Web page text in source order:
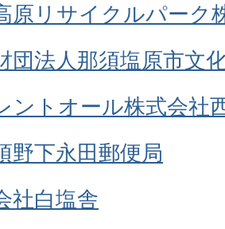
原リサイクルパーク
団法人那須塩原市文
ントオール株式会社
野下永田郵便局
社白塩舎